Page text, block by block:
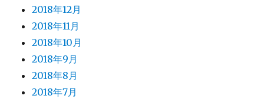
2018年12月
2018年11月
2018年10月
2018年9月
2018年8月
2018年7月